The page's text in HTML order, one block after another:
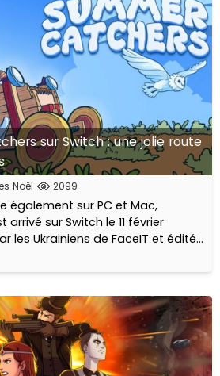
sur Switch : une jolie route
Noël 2099
également sur PC et Mac,
sur Switch le 11 février
les Ukrainiens de FaceIT et édité
d’arcade/aventure aux (faux